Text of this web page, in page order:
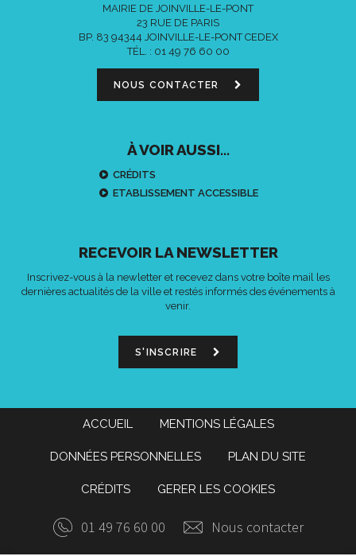
MAIRIE DE JOINVILLE-LE-PONT
23 RUE DE PARIS
BP. 83 94344 JOINVILLE-LE-PONT CEDEX
TÉL. : 01 49 76 60 00
NOUS CONTACTER
À VOIR AUSSI...
CRÉDITS
ETABLISSEMENT ACCESSIBLE
RECEVOIR LA NEWSLETTER
Inscrivez-vous à la newletter et recevez dans votre boîte mail les
dernières actualités de la ville et restés informés des événements à
venir.
S'INSCRIRE
ACCUEIL MENTIONS LÉGALES
DONNÉES PERSONNELLES PLAN DU SITE
CRÉDITS GERER LES COOKIES
01 49 76 60 00 Nous contacter